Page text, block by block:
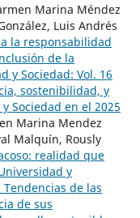
Marina Méndez
Luis Andrés
la responsabilidad
de la
y Sociedad: Vol. 16
sostenibilidad, y
Sociedad en el 2025
Marina Mendez
Malquín, Rously
realidad que
y
Tendencias de las
de sus